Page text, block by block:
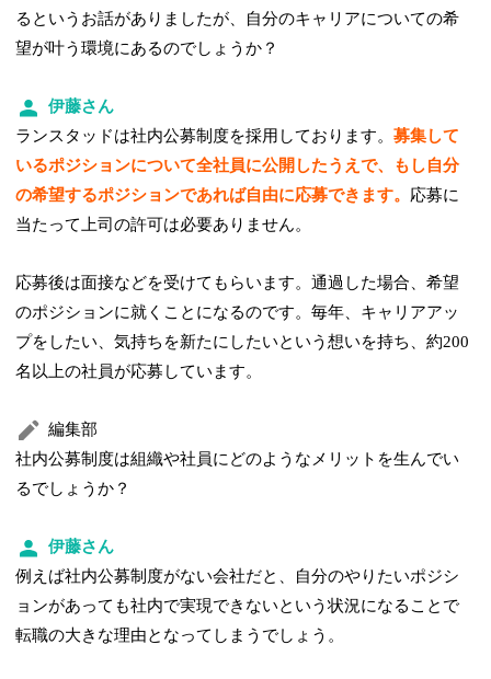
るというお話がありましたが、自分のキャリアについての希
望が叶う環境にあるのでしょうか？
伊藤さん
ランスタッドは社内公募制度を採用しております。募集して
いるポジションについて全社員に公開したうえで、もし自分
の希望するポジションであれば自由に応募できます。 応募に
当たって上司の許可は必要ありません。
応募後は面接などを受けてもらいます。通過した場合、希望
のポジションに就くことになるのです。毎年、キャリアアッ
プをしたい、気持ちを新たにしたいという想いを持ち、約200
名以上の社員が応募しています。
編集部
社内公募制度は組織や社員にどのようなメリットを生んでい
るでしょうか？
伊藤さん
例えば社内公募制度がない会社だと、自分のやりたいポジシ
ョンがあっても社内で実現できないという状況になることで
転職の大きな理由となってしまうでしょう。